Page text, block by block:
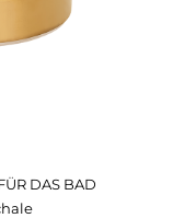
DAS BAD